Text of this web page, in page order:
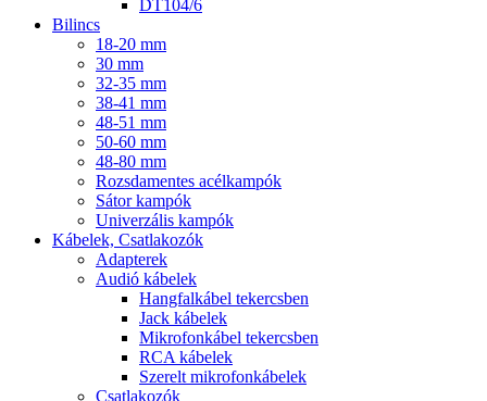
DT104/6
Bilincs
18-20 mm
30 mm
32-35 mm
38-41 mm
48-51 mm
50-60 mm
48-80 mm
Rozsdamentes acélkampók
Sátor kampók
Univerzális kampók
Kábelek, Csatlakozók
Adapterek
Audió kábelek
Hangfalkábel tekercsben
Jack kábelek
Mikrofonkábel tekercsben
RCA kábelek
Szerelt mikrofonkábelek
Csatlakozók